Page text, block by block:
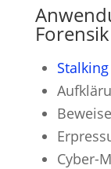
Stalking
Cyber-